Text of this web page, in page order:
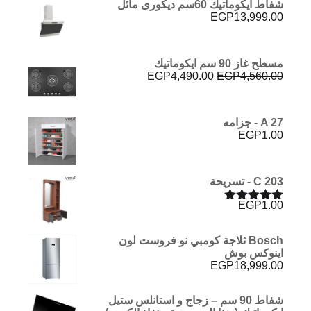
شفاط ايكوماتيك 60سم ديكورى مائل
EGP13,999.00
مسطح غاز 90 سم ايكوماتيك
EGP4,560.00
السعر
EGP4,490.00
A 27 - جزامه
EGP1.00
C 203 - تسريحة
تم التقييم
EGP1.00
Bosch ثلاجة كومبي نو فروست لون
اينوكس بوش
EGP18,999.00
شفاط 90 سم – زجاج و استانلس ستيل